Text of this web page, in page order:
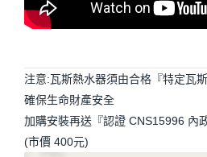
注意:瓦斯熱水器須由合格『特定瓦
確保生命財產安全
加購安裝再送『認證 CNS15996 內
(市價 400元)